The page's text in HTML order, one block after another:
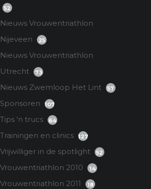
52
Nieuws Vrouwentriathlon
Nijeveen
25
Nieuws Vrouwentriathlon
Utrecht
73
Nieuws Zwemloop Het Lint 57
Sponsoren 107
Tips 'n trucs 64
Trainingen en clinics 127
Vrijwilliger in de spotlight 52
Vrouwentriathlon 2010 14
Vrouwentriathlon 2011 18